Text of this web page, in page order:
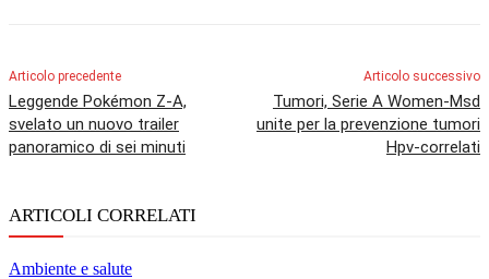
Articolo precedente
Leggende Pokémon Z-A,
svelato un nuovo trailer
panoramico di sei minuti
Articolo successivo
Tumori, Serie A Women-Msd
unite per la prevenzione tumori
Hpv-correlati
ARTICOLI CORRELATI
Ambiente e salute